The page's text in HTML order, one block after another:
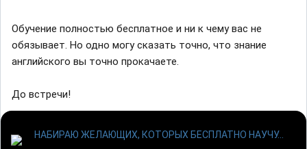
Обучение полностью бесплатное и ни к чему вас не
обязывает. Но одно могу сказать точно, что знание
английского вы точно прокачаете.
До встречи!